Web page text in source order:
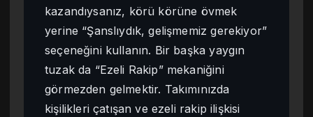
kazandıysanız, körü körüne övmek
yerine “Şanslıydık, gelişmemiz gerekiyor”
seçeneğini kullanın. Bir başka yaygın
tuzak da “Ezeli Rakip” mekaniğini
görmezden gelmektir. Takımınızda
kişilikleri çatışan ve ezeli rakip ilişkisi